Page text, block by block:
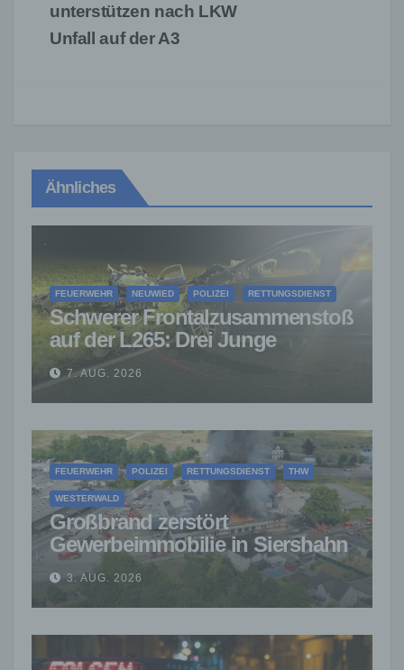
unterstützen nach LKW
Unfall auf der A3
Ähnliches
FEUERWEHR NEUWIED POLIZEI RETTUNGSDIENST
Schwerer Frontalzusammenstoß
auf der L265: Drei Junge
Menschen sterben
7. AUG. 2026
FEUERWEHR POLIZEI RETTUNGSDIENST THW
WESTERWALD
Großbrand zerstört
Gewerbeimmobilie in Siershahn
– Millionenschaden entstanden
3. AUG. 2026